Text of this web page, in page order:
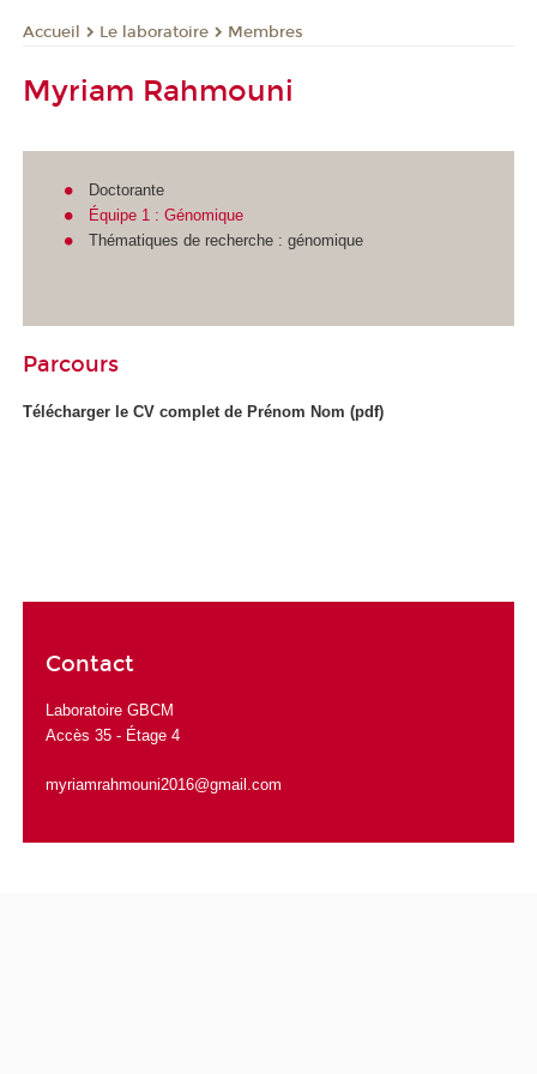
Accueil Le laboratoire Membres
Myriam Rahmouni
Doctorante
Équipe 1 : Génomique
Thématiques de recherche : génomique
Parcours
Télécharger le CV complet de Prénom Nom (pdf)
Contact
Laboratoire GBCM
Accès 35 - Étage 4
myriamrahmouni2016@gmail.com